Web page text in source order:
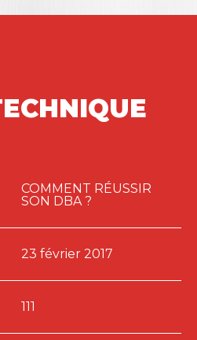
COMMENT RÉUSSIR
SON DBA ?
23 février 2017
111